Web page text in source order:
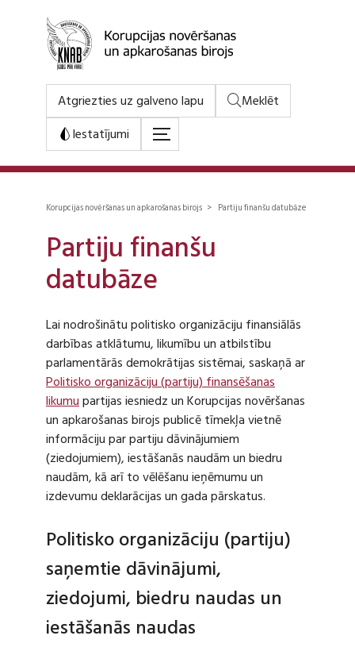
Atgriezties uz galveno lapu
Meklēt
Iestatījumi
Korupcijas novēršanas un apkarošanas birojs > Partiju finanšu datubāze
Partiju finanšu
datubāze
Lai nodrošinātu politisko organizāciju finansiālās
darbības atklātumu, likumību un atbilstību
parlamentārās demokrātijas sistēmai, saskaņā ar
Politisko organizāciju (partiju) finansēšanas
likumupartijas iesniedz un Korupcijas novēršanas
un apkarošanas birojs publicē tīmekļa vietnē
informāciju par partiju dāvinājumiem
(ziedojumiem), iestāšanās naudām un biedru
naudām, kā arī to vēlēšanu ieņēmumu un
izdevumu deklarācijas un gada pārskatus.
Politisko organizāciju (partiju)
saņemtie dāvinājumi,
ziedojumi, biedru naudas un
iestāšanās naudas